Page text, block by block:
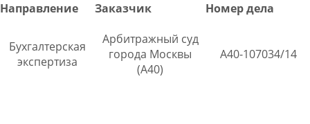
Направление Заказчик Номер дела
Бухгалтерская
экспертиза
Арбитражный суд
города Москвы
(А40)
А40-107034/14